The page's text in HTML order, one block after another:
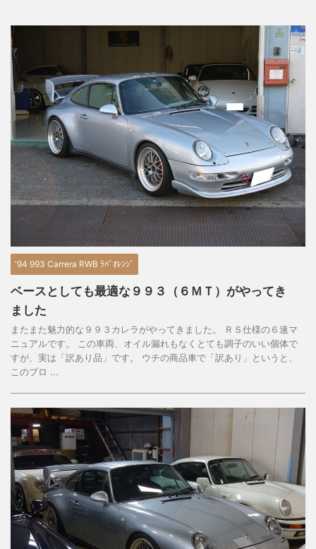
'94 993 Carrera RWB ﾗﾊﾞｵﾚﾝｼﾞ
ベースとしても最適な９９３（６ＭＴ）がやってき
ました
またまた魅力的な９９３カレラがやってきました。 ＲＳ仕様の６速マ
ニュアルです。 この車両、オイル漏れもなくとても調子のいい個体で
すが、実は「訳あり品」です。 ウチの商品車で「訳あり」というと、
このブロ ...